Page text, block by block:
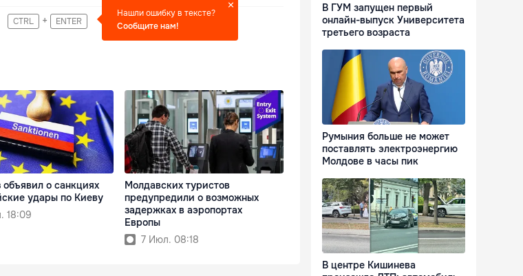
CTRL + ENTER
Нашли ошибку в тексте?
Сообщите нам!
о санкциях
удары по Киеву
18:09
Молдавских туристов
предупредили о возможных
задержках в аэропортах
Европы
7 Июл. 08:18
В ГУМ запущен первый
онлайн-выпуск Университета
третьего возраста
Румыния больше не может
поставлять электроэнергию
Молдове в часы пик
В центре Кишинева